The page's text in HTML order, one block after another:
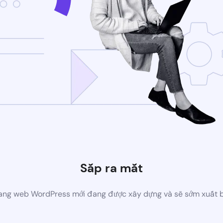
Sắp ra mắt
web WordPress mới đang được xây dựng và sẽ sớm xuất